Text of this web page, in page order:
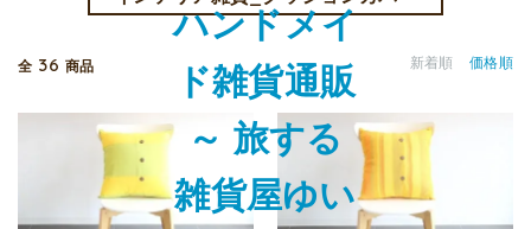
全 36 商品 新着順 価格順